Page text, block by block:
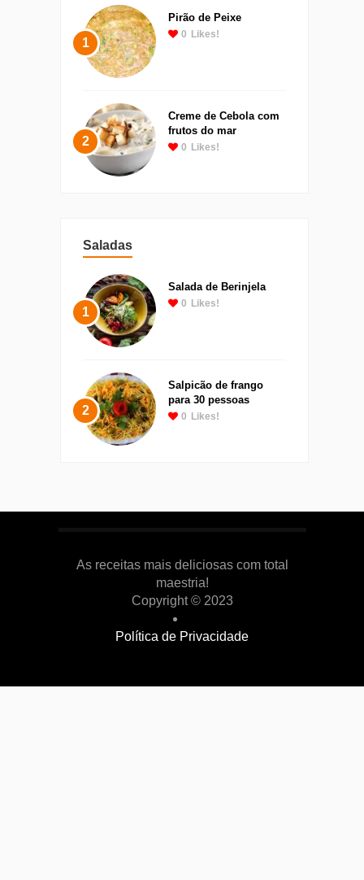
1
Pirão de Peixe
0 Likes!
2
Creme de Cebola com
frutos do mar
0 Likes!
Saladas
1
Salada de Berinjela
0 Likes!
2
Salpicão de frango
para 30 pessoas
0 Likes!
As receitas mais deliciosas com total
maestria!
Copyright © 2023
Política de Privacidade